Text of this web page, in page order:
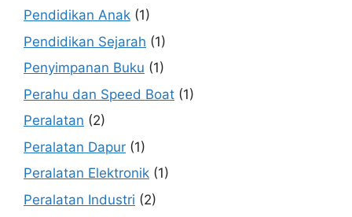
Pendidikan Anak (1)
Pendidikan Sejarah (1)
Penyimpanan Buku (1)
Perahu dan Speed Boat (1)
Peralatan (2)
Peralatan Dapur (1)
Peralatan Elektronik (1)
Peralatan Industri (2)